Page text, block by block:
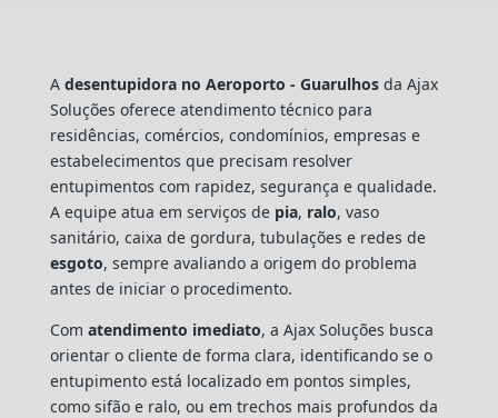
A desentupidora no Aeroporto - Guarulhosda Ajax
Soluções oferece atendimento técnico para
residências, comércios, condomínios, empresas e
estabelecimentos que precisam resolver
entupimentos com rapidez, segurança e qualidade.
A equipe atua em serviços de pia, ralo, vaso
sanitário, caixa de gordura, tubulações e redes de
esgoto, sempre avaliando a origem do problema
antes de iniciar o procedimento.
Com atendimento imediato, a Ajax Soluções busca
orientar o cliente de forma clara, identificando se o
entupimento está localizado em pontos simples,
como sifão e ralo, ou em trechos mais profundos da